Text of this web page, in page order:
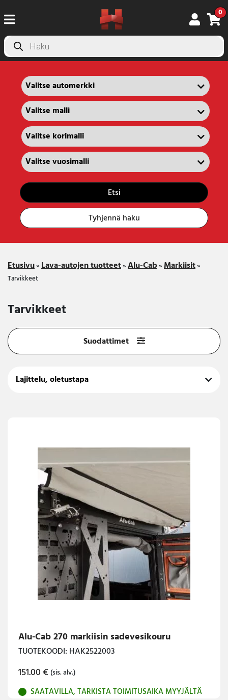
0
Products
search
Tyhjennä haku
Etsi
Etusivu»Lava-autojen tuotteet»Alu-Cab»Markiisit»
Tarvikkeet
Tarvikkeet
Suodattimet
Alu-Cab 270 markiisin sadevesikouru
TUOTEKOODI: HAK2522003
151.00€ (sis. alv.)
SAATAVILLA, TARKISTA TOIMITUSAIKA MYYJÄLTÄ